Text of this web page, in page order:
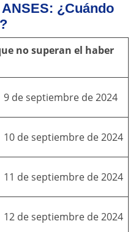
¿Cuándo
no superan el haber
9 de septiembre de 2024
10 de septiembre de 2024
11 de septiembre de 2024
12 de septiembre de 2024